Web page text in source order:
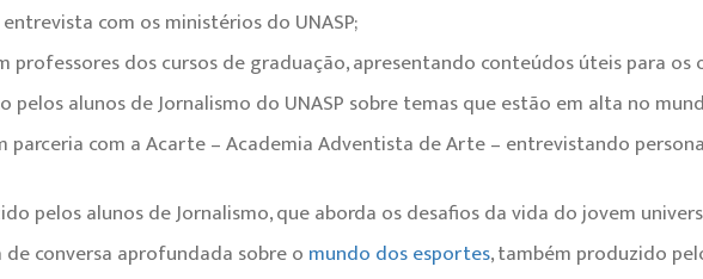
com os ministérios do UNASP;
professores dos cursos de graduação, apresentando conteúdos úteis para os
pelos alunos de Jornalismo do UNASP sobre temas que estão em alta no
parceria com a Acarte – Academia Adventista de Arte – entrevistando
pelos alunos de Jornalismo, que aborda os desafios da vida do jovem
de conversa aprofundada sobre o mundo dos esportes, também produzido